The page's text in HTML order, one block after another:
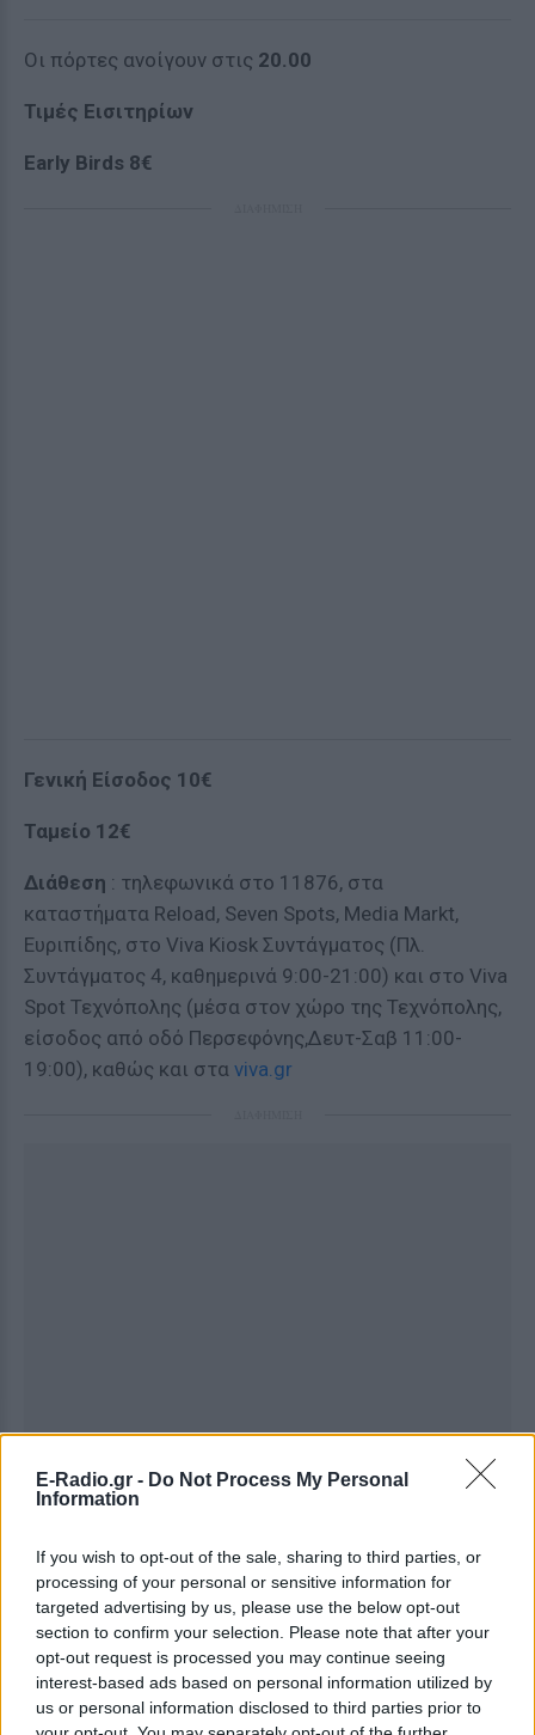
E-Radio.gr - Do Not Process My Personal
Information
If you wish to opt-out of the sale, sharing to third parties, or
processing of your personal or sensitive information for
targeted advertising by us, please use the below opt-out
section to confirm your selection. Please note that after your
opt-out request is processed you may continue seeing
interest-based ads based on personal information utilized by
us or personal information disclosed to third parties prior to
Οι πόρτες ανοίγουν στις 20.00
Τιμές Εισιτηρίων
Early Birds 8€
Γενική Είσοδος 10€
Ταμείο 12€
Διάθεση : τηλεφωνικά στο 11876, στα
καταστήματα Reload, Seven Spots, Media Markt,
Ευριπίδης, στο Viva Kiosk Συντάγματος (Πλ.
Συντάγματος 4, καθημερινά 9:00-21:00) και στο Viva
Spot Τεχνόπολης (μέσα στον χώρο της Τεχνόπολης,
είσοδος από οδό Περσεφόνης,Δευτ-Σαβ 11:00-
19:00), καθώς και στα viva.gr
Ακολουθήστε το E-Radio.gr στοGoogle News
και μάθετε πρώτοιτα πιο hot νέα.